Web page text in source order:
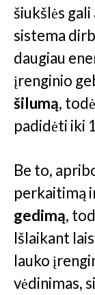
šiukšlės gali
sistema
daugiau
įrenginio
šilumą,
padidėti iki
Be to,
perkaitimą
gedimą,
Išlaikant
lauko
vėdinimas,